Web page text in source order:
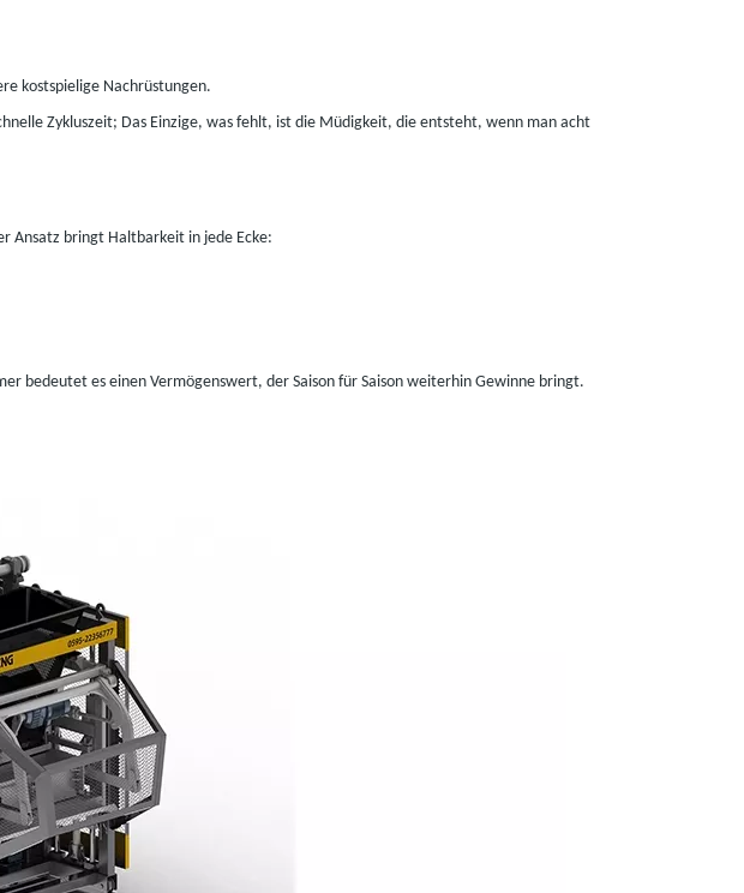
kostspielige Nachrüstungen.
Zykluszeit; Das Einzige, was fehlt, ist die Müdigkeit, die entsteht, wenn man acht
Ansatz bringt Haltbarkeit in jede Ecke:
bedeutet es einen Vermögenswert, der Saison für Saison weiterhin Gewinne bringt.